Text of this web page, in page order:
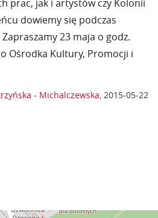
prac, jak i artystów czy Kolonii
dowiemy się podczas
23 maja o godz.
Ośrodka Kultury, Promocji i
- Michalczewska, 2015-05-22